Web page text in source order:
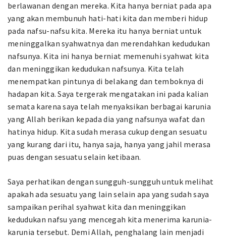
berlawanan dengan mereka. Kita hanya berniat pada apa
yang akan membunuh hati-hati kita dan memberi hidup
pada nafsu-nafsu kita. Mereka itu hanya berniat untuk
meninggalkan syahwatnya dan merendahkan kedudukan
nafsunya. Kita ini hanya berniat memenuhi syahwat kita
dan meninggikan kedudukan nafsunya. Kita telah
menempatkan pintunya di belakang dan temboknya di
hadapan kita. Saya tergerak mengatakan ini pada kalian
semata karena saya telah menyaksikan berbagai karunia
yang Allah berikan kepada dia yang nafsunya wafat dan
hatinya hidup. Kita sudah merasa cukup dengan sesuatu
yang kurang dari itu, hanya saja, hanya yang jahil merasa
puas dengan sesuatu selain ketibaan.
Saya perhatikan dengan sungguh-sungguh untuk melihat
apakah ada sesuatu yang lain selain apa yang sudah saya
sampaikan perihal syahwat kita dan meninggikan
kedudukan nafsu yang mencegah kita menerima karunia-
karunia tersebut. Demi Allah, penghalang lain menjadi